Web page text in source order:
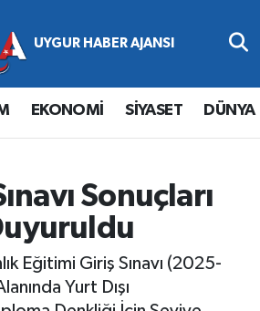
EKONOMİ SİYASET DÜNYA
Sonuçları
Eğitimi Giriş Sınavı (2025-
Yurt Dışı
Durumu ve Fikstür